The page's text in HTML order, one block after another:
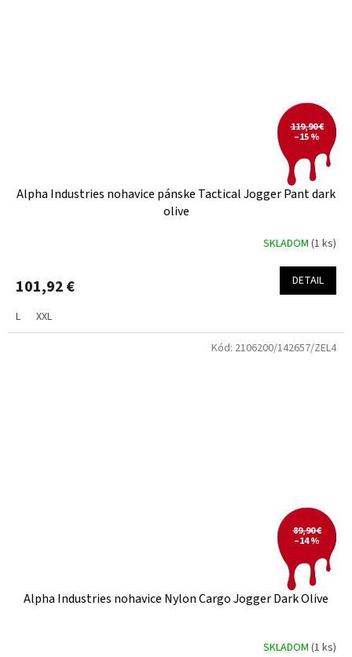
119,90 €
–15 %
Alpha Industries nohavice pánske Tactical Jogger Pant dark
olive
SKLADOM (1 ks)
101,92 € DETAIL
L XXL
89,90 €
–14 %
Alpha Industries nohavice Nylon Cargo Jogger Dark Olive
SKLADOM (1 ks)
Kód: 2106200/142657/ZEL4